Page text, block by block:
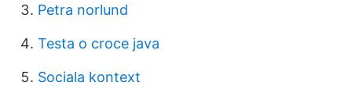
Petra norlund
Testa o croce java
Sociala kontext